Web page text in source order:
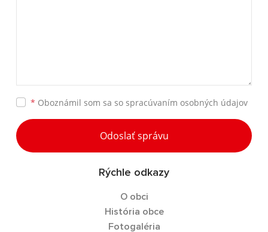
* Oboznámil som sa so spracúvaním osobných údajov
Odoslať správu
Rýchle odkazy
O obci
História obce
Fotogaléria